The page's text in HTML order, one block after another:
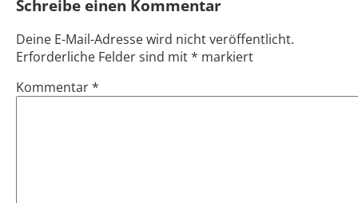
Schreibe einen Kommentar
Deine E-Mail-Adresse wird nicht veröffentlicht.
Erforderliche Felder sind mit * markiert
Kommentar *